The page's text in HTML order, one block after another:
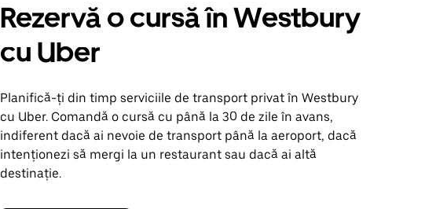
Rezervă o cursă în Westbury
cu Uber
Planifică-ți din timp serviciile de transport privat în Westbury
cu Uber. Comandă o cursă cu până la 30 de zile în avans,
indiferent dacă ai nevoie de transport până la aeroport, dacă
intenționezi să mergi la un restaurant sau dacă ai altă
destinație.